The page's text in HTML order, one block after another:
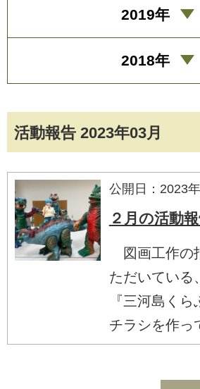
活動報告 2023年03月
公開日：2023
２月の活動
図画工作の
ただいている
『三河島く
チラシを作っ
2019年
2018年